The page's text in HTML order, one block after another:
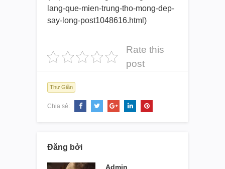
lang-que-mien-trung-tho-mong-dep-
say-long-post1048616.html)
Rate this
post
Thư Giãn
Chia sẻ:
Đăng bởi
Admin